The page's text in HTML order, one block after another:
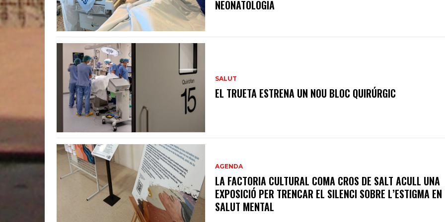
NEONATOLOGIA
SALUT
EL TRUETA ESTRENA UN NOU BLOC QUIRÚRGIC
AGENDA
LA FACTORIA CULTURAL COMA CROS DE SALT ACULL UNA
EXPOSICIÓ PER TRENCAR EL SILENCI SOBRE L’ESTIGMA
SALUT MENTAL